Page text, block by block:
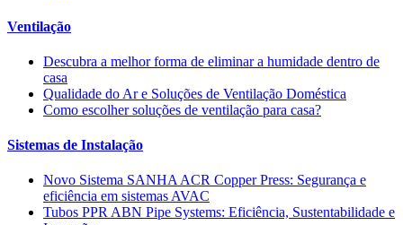
Ventilação
Descubra a melhor forma de eliminar a humidade dentro de
casa
Qualidade do Ar e Soluções de Ventilação Doméstica
Como escolher soluções de ventilação para casa?
Sistemas de Instalação
Novo Sistema SANHA ACR Copper Press: Segurança e
eficiência em sistemas AVAC
Tubos PPR ABN Pipe Systems: Eficiência, Sustentabilidade e